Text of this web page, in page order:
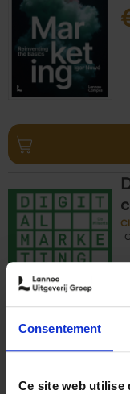
Consentement
Ce site web utilise